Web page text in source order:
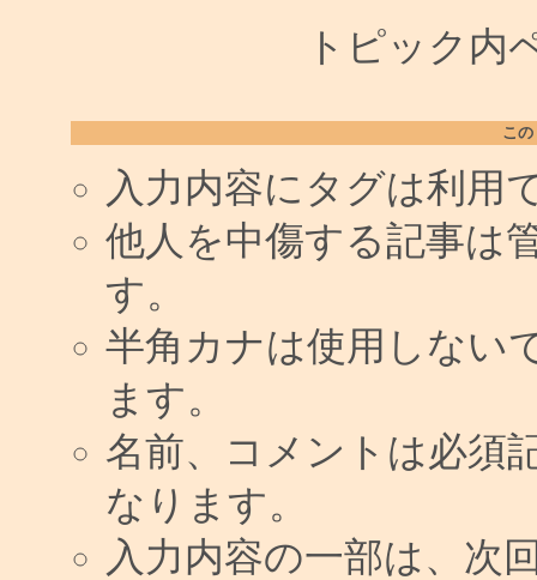
トピック内
こ
入力内容にタグは利用
他人を中傷する記事は
す。
半角カナは使用しない
ます。
名前、コメントは必須
なります。
入力内容の一部は、次